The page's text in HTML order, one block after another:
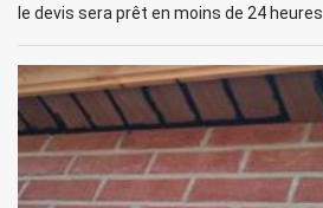
le devis sera prêt en moins de 24 heures.